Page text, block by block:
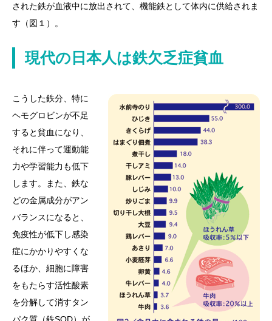
された鉄が血液中に放出されて、機能鉄として体内に供給されま
す（図１）。
現代の日本人は鉄欠乏症貧血
こうした鉄分、特に
ヘモグロビンが不足
すると貧血になり、
それに伴って運動能
力や学習能力も低下
します。また、鉄な
どの金属成分がアン
バランスになると、
免疫性が低下し感染
症にかかりやすくな
るほか、細胞に障害
をもたらす活性酸素
を分解して消すタン
パク質（鉄SOD）が